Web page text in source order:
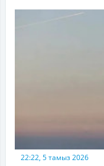
22:22, 5 тамыз 2026